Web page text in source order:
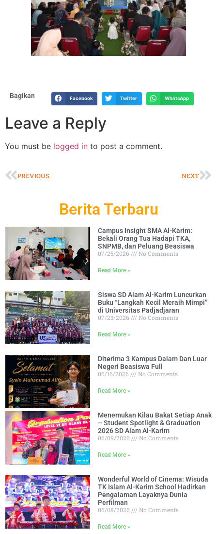
Bagikan Facebook Twitter WhatsApp
Leave a Reply
You must be logged in to post a comment.
PREVIOUS NEXT
Berita Terbaru
Campus Insight SMA Al-Karim:
Bekali Orang Tua Hadapi TKA,
SNPMB, dan Peluang Beasiswa
07/25/2026
No Comments
Read More »
Siswa SD Alam Al-Karim Luncurkan
Buku “Langkah Kecil Meraih Mimpi”
di Universitas Padjadjaran
07/23/2026
No Comments
Read More »
Diterima 3 Kampus Dalam Dan Luar
Negeri Beasiswa Full
06/16/2026
No Comments
Read More »
Menemukan Kilau Bakat Setiap Anak
– Student Spotlight & Graduation
2026 SD Alam Al-Karim
06/09/2026
No Comments
Read More »
Wonderful World of Cinema: Wisuda
TK Islam Al-Karim School Hadirkan
Pengalaman Layaknya Dunia
Perfilman
06/08/2026
No Comments
Read More »